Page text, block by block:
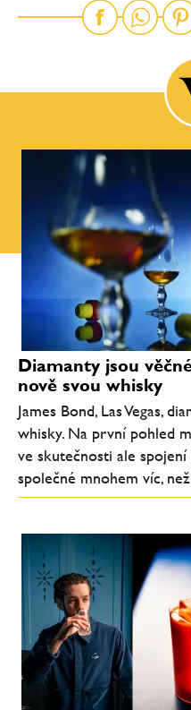
Diamanty jsou
nově svou whisky
James Bond, Las Vegas,
whisky. Na první pohled
ve skutečnosti ale
společné mnohem víc,